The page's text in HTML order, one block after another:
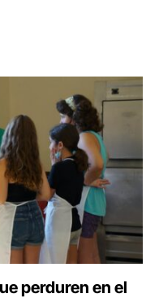
perduren en el